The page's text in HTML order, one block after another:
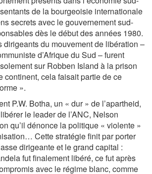
de la bourgeoisie internationale
secrets avec le gouvernement sud-
dès le début des années 1980.
dirigeants du mouvement de libération –
d’Afrique du Sud – furent
sur Robben Island à la prison
continent, cela faisait partie de ce
».
P.W. Botha, un « dur » de l’apartheid,
le leader de l’ANC, Nelson
qu’il dénonce la politique « violente »
Cette stratégie finit par porter
dirigeante et le grand capital :
fut finalement libéré, ce fut après
avec le régime blanc, comme